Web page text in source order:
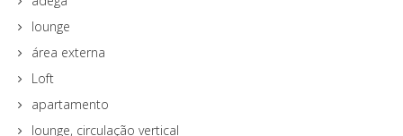
lounge
área externa
Loft
apartamento
lounge, circulação vertical